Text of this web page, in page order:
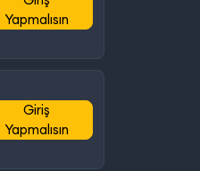
Yapmalısın
Giriş
Yapmalısın